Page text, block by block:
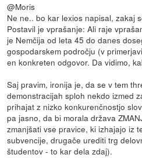
@Moris
Ne ne.. bo kar lexios napisal, zakaj
Postavil je vprašanje: Ali raje
je Nemčija od leta 45 do danes
gospodarskem področju (v
en konkreten odgovor. Da vidimo,
Saj pravim, ironija je, da se v tem
demonstracijah sploh nekdo izmed
prihajat z nizko konkurenčnostjo
pa jasno, da bi morala država
zmanjšati vse pravice, ki izhajajo iz
subvencije, drugače urediti trg
študentov - to kar dela zdaj).